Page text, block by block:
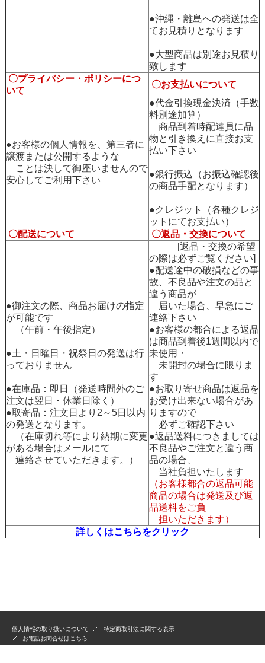
●沖縄・離島への発送は全
てお見積りとなります
●大型商品は別途お見積り
致します
〇プライバシー・ポリシーにつ
いて
〇お支払いについて
●お客様の個人情報を、第三者に
譲渡または公開するような
ことは決して御座いませんので
安心してご利用下さい
●代金引換現金決済（手数
料別途加算）
商品到着時配達員に品
物と引き換えに直接お支
払い下さい
●銀行振込（お振込確認後
の商品手配となります）
●クレジット（各種クレジ
ットにてお支払い）
〇配送について
〇返品・交換について
●御注文の際、商品お届けの指定
が可能です
（午前・午後指定）
●土・日曜日・祝祭日の発送は行
っておりません
●在庫品：即日（発送時間外のご
注文は翌日・休業日除く）
●取寄品：注文日より2～5日以内
の発送となります。
（在庫切れ等により納期に変更
がある場合はメールにて
連絡させていただきます。）
[返品・交換の希望
の際は必ずご覧ください]
●配送途中の破損などの事
故、不良品や注文の品と
違う商品が
届いた場合、早急にご
連絡下さい
●お客様の都合による返品
は商品到着後1週間以内で
未使用・
未開封の場合に限りま
す
●お取り寄せ商品は返品を
お受け出来ない場合があ
りますので
必ずご確認下さい
●返品送料につきましては
不良品やご注文と違う商
品の場合、
当社負担いたします
（お客様都合の返品可能
商品の場合は発送及び返
品送料をご負
担いただきます）
詳しくはこちらをクリック
個人情報の取り扱いについて
特定商取引法に関する表示
お電話お問合せはこちら